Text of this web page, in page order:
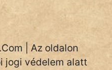
| Az oldalon
jogi védelem alatt